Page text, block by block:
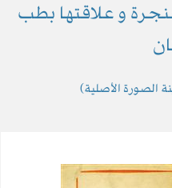
و علاقتها بطب
الصورة الأصلية)